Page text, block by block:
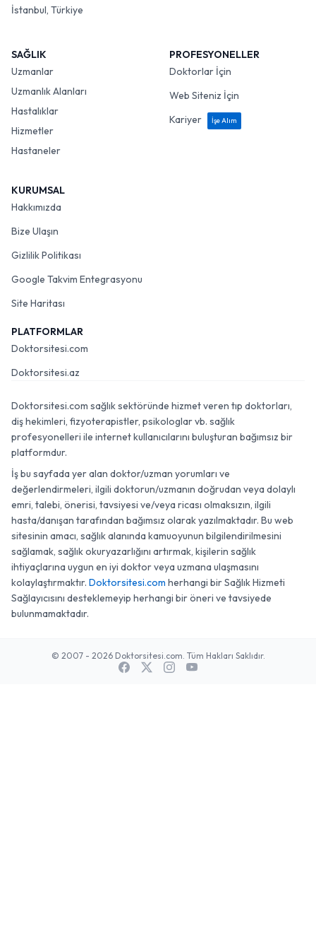
İstanbul, Türkiye
SAĞLIK
Uzmanlar
Uzmanlık Alanları
Hastalıklar
Hizmetler
Hastaneler
PROFESYONELLER
Doktorlar İçin
Web Siteniz İçin
Kariyer
İşe Alım
KURUMSAL
Hakkımızda
Bize Ulaşın
Gizlilik Politikası
Google Takvim Entegrasyonu
Site Haritası
PLATFORMLAR
Doktorsitesi.com
Doktorsitesi.az
Doktorsitesi.com sağlık sektöründe hizmet veren tıp doktorları,
diş hekimleri, fizyoterapistler, psikologlar vb. sağlık
profesyonelleri ile internet kullanıcılarını buluşturan bağımsız bir
platformdur.
İş bu sayfada yer alan doktor/uzman yorumları ve
değerlendirmeleri, ilgili doktorun/uzmanın doğrudan veya dolaylı
emri, talebi, önerisi, tavsiyesi ve/veya ricası olmaksızın, ilgili
hasta/danışan tarafından bağımsız olarak yazılmaktadır. Bu web
sitesinin amacı, sağlık alanında kamuoyunun bilgilendirilmesini
sağlamak, sağlık okuryazarlığını artırmak, kişilerin sağlık
ihtiyaçlarına uygun en iyi doktor veya uzmana ulaşmasını
kolaylaştırmaktır. Doktorsitesi.com herhangi bir Sağlık Hizmeti
Sağlayıcısını desteklemeyip herhangi bir öneri ve tavsiyede
bulunmamaktadır.
© 2007 - 2026 Doktorsitesi.com. Tüm Hakları Saklıdır.